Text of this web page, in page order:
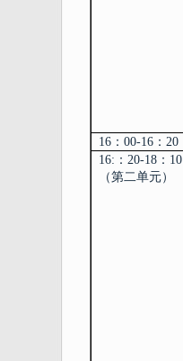
16： 00-16： 20
16: ： 20-18： 10
（第二单元）